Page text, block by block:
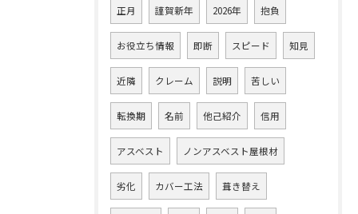
正月 謹賀新年 2026年 抱負
お役立ち情報 即断 スピード 知見
近隣 クレーム 説明 苦しい
転換期 名前 他己紹介 信用
アスベスト ノンアスベスト屋根材
劣化 カバー工法 葺き替え